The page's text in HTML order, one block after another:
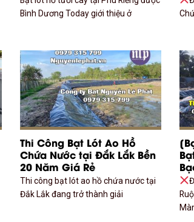
Bình Dương Today giới thiệu ở
Thi Công Bạt Lót Ao Hồ
Chứa Nước tại Đắk Lắk Bền
20 Năm Giá Rẻ
Thi công bạt lót ao hồ chứa nước tại
Đắk Lắk đang trở thành giải